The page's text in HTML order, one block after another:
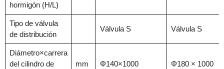
hormigón (H/L)
Tipo de válvula
de distribución
Válvula S Válvula S
Diámetro×carrera
del cilindro de
mm Φ140×1000 Φ180 × 1000